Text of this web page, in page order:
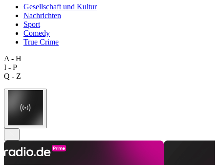
Gesellschaft und Kultur
Nachrichten
Sport
Comedy
True Crime
A - H
I - P
Q - Z